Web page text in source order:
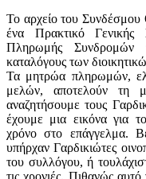
Το αρχείο του Συνδέσμου
ένα Πρακτικό
Πληρωμής Συνδρομών
καταλόγους των
Τα μητρώα πληρωμών,
μελών, αποτελούν τη
αναζητήσουμε τους
έχουμε μια εικόνα για
χρόνο στο επάγγελμα.
υπήρχαν Γαρδικιώτες
του συλλόγου, ή